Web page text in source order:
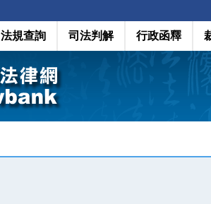
法規查詢 司法判解 行政函釋